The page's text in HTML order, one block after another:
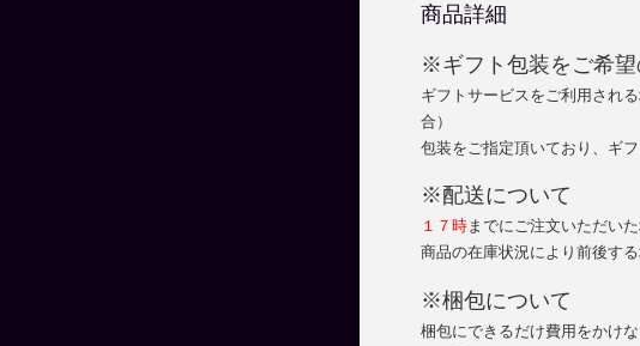
商品詳細
※ギフト包装をご希望
ギフトサービスをご利用され
合）
包装をご指定頂いており、ギ
※配送について
１７時までにご注文いただい
商品の在庫状況により前後す
※梱包について
梱包にできるだけ費用をかけ